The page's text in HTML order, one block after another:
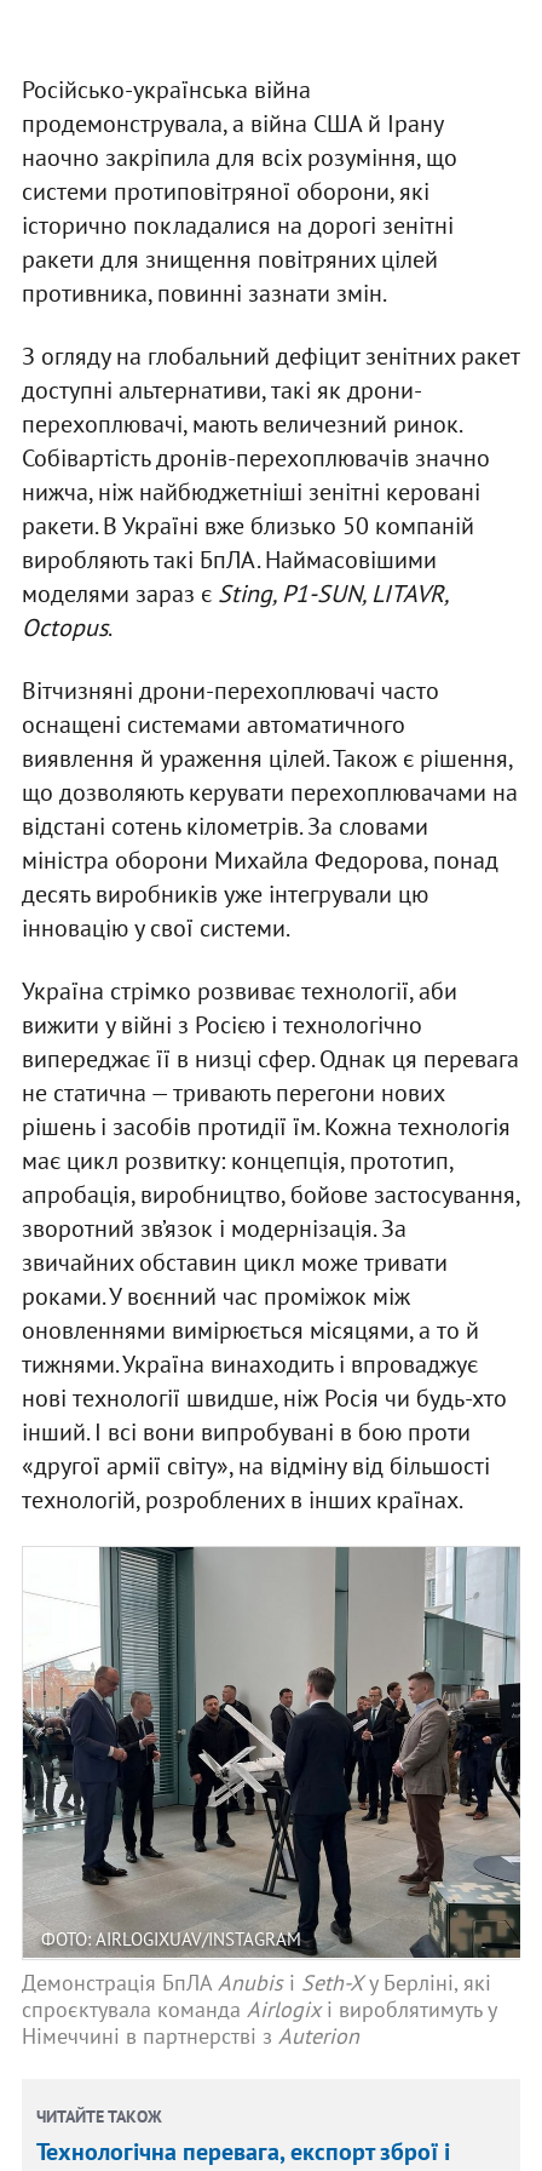
Російсько-українська війна
продемонструвала, а війна США й Ірану
наочно закріпила для всіх розуміння, що
системи протиповітряної оборони, які
історично покладалися на дорогі зенітні
ракети для знищення повітряних цілей
противника, повинні зазнати змін.
З огляду на глобальний дефіцит зенітних ракет
доступні альтернативи, такі як дрони-
перехоплювачі, мають величезний ринок.
Собівартість дронів-перехоплювачів значно
нижча, ніж найбюджетніші зенітні керовані
ракети. В Україні вже близько 50 компаній
виробляють такі БпЛА. Наймасовішими
моделями зараз є Sting, P1-SUN, LITAVR,
Octopus.
Вітчизняні дрони-перехоплювачі часто
оснащені системами автоматичного
виявлення й ураження цілей. Також є рішення,
що дозволяють керувати перехоплювачами на
відстані сотень кілометрів. За словами
міністра оборони Михайла Федорова, понад
десять виробників уже інтегрували цю
інновацію у свої системи.
Україна стрімко розвиває технології, аби
вижити у війні з Росією і технологічно
випереджає її в низці сфер. Однак ця перевага
не статична — тривають перегони нових
рішень і засобів протидії їм. Кожна технологія
має цикл розвитку: концепція, прототип,
апробація, виробництво, бойове застосування,
зворотний зв’язок і модернізація. За
звичайних обставин цикл може тривати
роками. У воєнний час проміжок між
оновленнями вимірюється місяцями, а то й
тижнями. Україна винаходить і впроваджує
нові технології швидше, ніж Росія чи будь-хто
інший. І всі вони випробувані в бою проти
«другої армії світу», на відміну від більшості
технологій, розроблених в інших країнах.
ФОТО: AIRLOGIXUAV/INSTAGRAM
Демонстрація БпЛА Anubisі Seth-Xу Берліні, які
спроєктувала команда Airlogixі вироблятимуть у
Німеччині в партнерстві з Auterion
ЧИТАЙТЕ ТАКОЖ
Технологічна перевага, експорт зброї і